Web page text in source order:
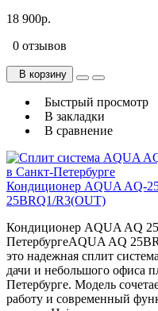
18 900р.
0 отзывов
В корзину
Быстрый просмотр
В закладки
В сравнение
Кондиционер AQUA AQ-
25BRQ1/R3(OUT)
Кондиционер AQUA AQ
ПетербургеAQUA AQ
это надежная сплит
дачи и небольшого офиса
Петербурге. Модель
работу и современный